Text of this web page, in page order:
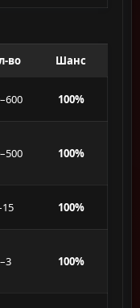
во Шанс
100%
100%
100%
100%